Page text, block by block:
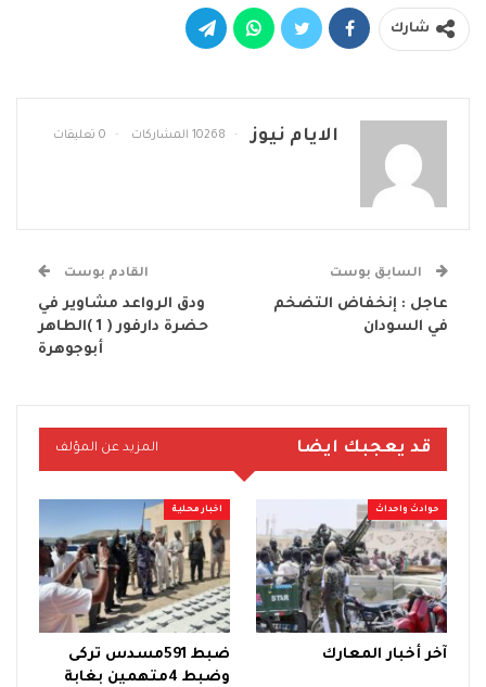
شارك
الايام نيوز 10268 المشاركات 0 تعليقات
السابق بوست
عاجل : إنخفاض التضخم
في السودان
القادم بوست
ودق الرواعد مشاوير في
حضرة دارفور ( 1 )الطاهر
أبوجوهرة
قد يعجبك ايضا المزيد عن المؤلف
حوادث واحداث
آخر أخبار المعارك
اخبار محلية
ضبط 591مسدس تركى
وضبط 4متهمين بغابة